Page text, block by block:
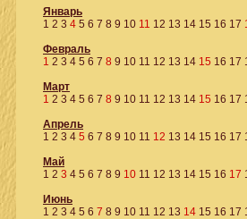
Январь
1 2 3 4 5 6 7 8 9 10 11 12 13 14 15 16 17
Февраль
1 2 3 4 5 6 7 8 9 10 11 12 13 14 15 16 17
Март
1 2 3 4 5 6 7 8 9 10 11 12 13 14 15 16 17
Апрель
1 2 3 4 5 6 7 8 9 10 11 12 13 14 15 16 17
Май
1 2 3 4 5 6 7 8 9 10 11 12 13 14 15 16 17
Июнь
1 2 3 4 5 6 7 8 9 10 11 12 13 14 15 16 17